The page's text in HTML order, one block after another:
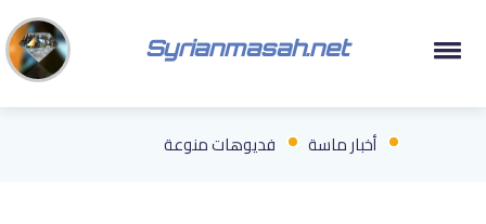
Syrianmasah.net
أخبار ماسة فديوهات منوعة